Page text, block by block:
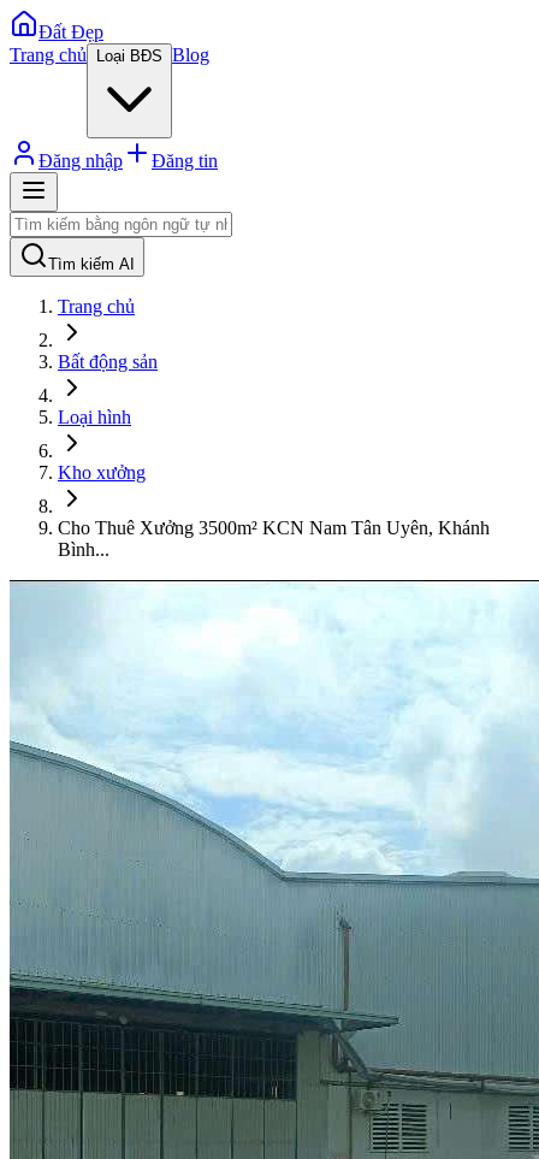
Đất Đẹp
Trang chủ
Loại BĐS Blog
Đăng nhập Đăng tin
Tìm kiếm AI
Trang chủ
Bất động sản
Loại hình
Kho xưởng
Cho Thuê Xưởng 3500m² KCN Nam Tân Uyên, Khánh
Bình...